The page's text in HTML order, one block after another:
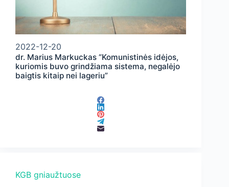
2022-12-20
dr. Marius Markuckas “Komunistinės idėjos,
kuriomis buvo grindžiama sistema, negalėjo
baigtis kitaip nei lageriu”
KGB gniaužtuose